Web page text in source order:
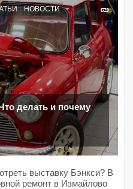
НОВОСТИ
делать и почему
выставку Бэнкси? В
ремонт в Измайлово